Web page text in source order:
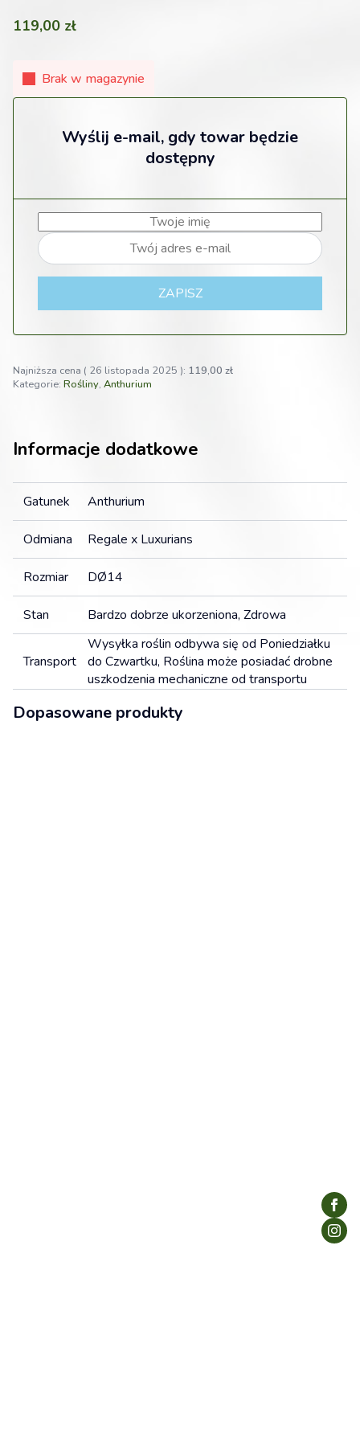
119,00 zł
Brak w magazynie
Wyślij e-mail, gdy towar będzie
dostępny
ZAPISZ
Najniższa cena ( 26 listopada 2025 ): 119,00 zł
Kategorie: Rośliny, Anthurium
Informacje dodatkowe
Gatunek Anthurium
Odmiana Regale x Luxurians
Rozmiar DØ14
Stan Bardzo dobrze ukorzeniona, Zdrowa
Transport
Wysyłka roślin odbywa się od Poniedziałku
do Czwartku, Roślina może posiadać drobne
uszkodzenia mechaniczne od transportu
Dopasowane produkty